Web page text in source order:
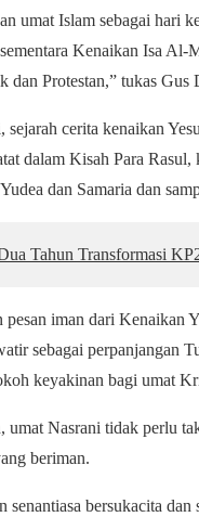
umat Islam sebagai hari
Kenaikan Isa
dan Protestan,” tukas
sejarah cerita kenaikan
dalam Kisah Para
dan Samaria dan
Tahun Transformasi
pesan iman dari Kenaikan
sebagai perpanjangan
keyakinan bagi umat
Nasrani tidak perlu
beriman.
senantiasa bersukacita